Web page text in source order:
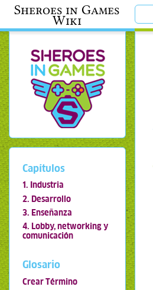
Sheroes in Games
Wiki
Capítulos
1. Industria
2. Desarrollo
3. Enseñanza
4. Lobby, networking y
comunicación
Glosario
Crear Término